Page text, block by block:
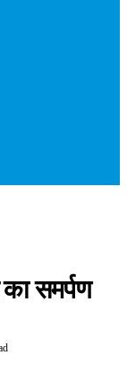
समर्पण